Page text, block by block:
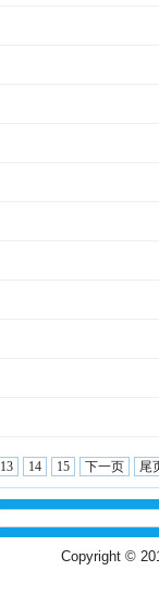
13 14 15 下一页 尾
Copyright ©